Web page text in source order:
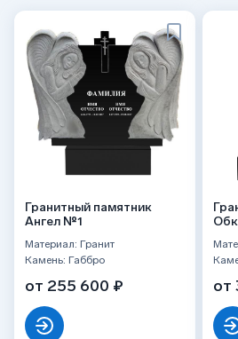
Гранитный памятник
Ангел №1
Материал: Гранит
Камень: Габбро
от 255 600 ₽ от